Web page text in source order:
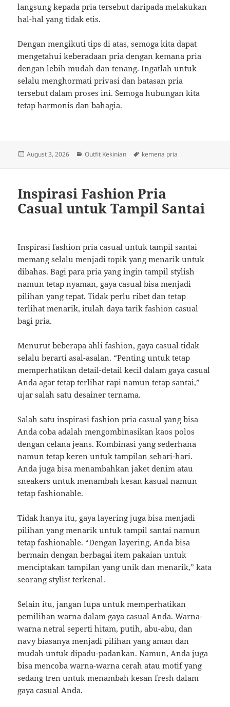
langsung kepada pria tersebut daripada melakukan
hal-hal yang tidak etis.
Dengan mengikuti tips di atas, semoga kita dapat
mengetahui keberadaan pria dengan kemana pria
dengan lebih mudah dan tenang. Ingatlah untuk
selalu menghormati privasi dan batasan pria
tersebut dalam proses ini. Semoga hubungan kita
tetap harmonis dan bahagia.
Posted
August 3, 2026 Categories
Outfit Kekinian Tags
kemena pria
Inspirasi Fashion Pria
Casual untuk Tampil Santai
Inspirasi fashion pria casual untuk tampil santai
memang selalu menjadi topik yang menarik untuk
dibahas. Bagi para pria yang ingin tampil stylish
namun tetap nyaman, gaya casual bisa menjadi
pilihan yang tepat. Tidak perlu ribet dan tetap
terlihat menarik, itulah daya tarik fashion casual
bagi pria.
Menurut beberapa ahli fashion, gaya casual tidak
selalu berarti asal-asalan. “Penting untuk tetap
memperhatikan detail-detail kecil dalam gaya casual
Anda agar tetap terlihat rapi namun tetap santai,”
ujar salah satu desainer ternama.
Salah satu inspirasi fashion pria casual yang bisa
Anda coba adalah mengombinasikan kaos polos
dengan celana jeans. Kombinasi yang sederhana
namun tetap keren untuk tampilan sehari-hari.
Anda juga bisa menambahkan jaket denim atau
sneakers untuk menambah kesan kasual namun
tetap fashionable.
Tidak hanya itu, gaya layering juga bisa menjadi
pilihan yang menarik untuk tampil santai namun
tetap fashionable. “Dengan layering, Anda bisa
bermain dengan berbagai item pakaian untuk
menciptakan tampilan yang unik dan menarik,” kata
seorang stylist terkenal.
Selain itu, jangan lupa untuk memperhatikan
pemilihan warna dalam gaya casual Anda. Warna-
warna netral seperti hitam, putih, abu-abu, dan
navy biasanya menjadi pilihan yang aman dan
mudah untuk dipadu-padankan. Namun, Anda juga
bisa mencoba warna-warna cerah atau motif yang
sedang tren untuk menambah kesan fresh dalam
gaya casual Anda.